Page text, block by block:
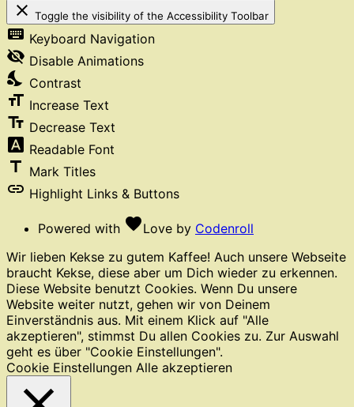
close Toggle the visibility of the Accessibility Toolbar
keyboard Keyboard Navigation
visibility_off Disable Animations
nights_stay Contrast
format_size Increase Text
text_fields Decrease Text
font_download Readable Font
title Mark Titles
link Highlight Links & Buttons
Powered with favoriteLove by Codenroll
Wir lieben Kekse zu gutem Kaffee! Auch unsere Webseite
braucht Kekse, diese aber um Dich wieder zu erkennen.
Diese Website benutzt Cookies. Wenn Du unsere
Website weiter nutzt, gehen wir von Deinem
Einverständnis aus. Mit einem Klick auf "Alle
akzeptieren", stimmst Du allen Cookies zu. Zur Auswahl
geht es über "Cookie Einstellungen".
Cookie Einstellungen Alle akzeptieren